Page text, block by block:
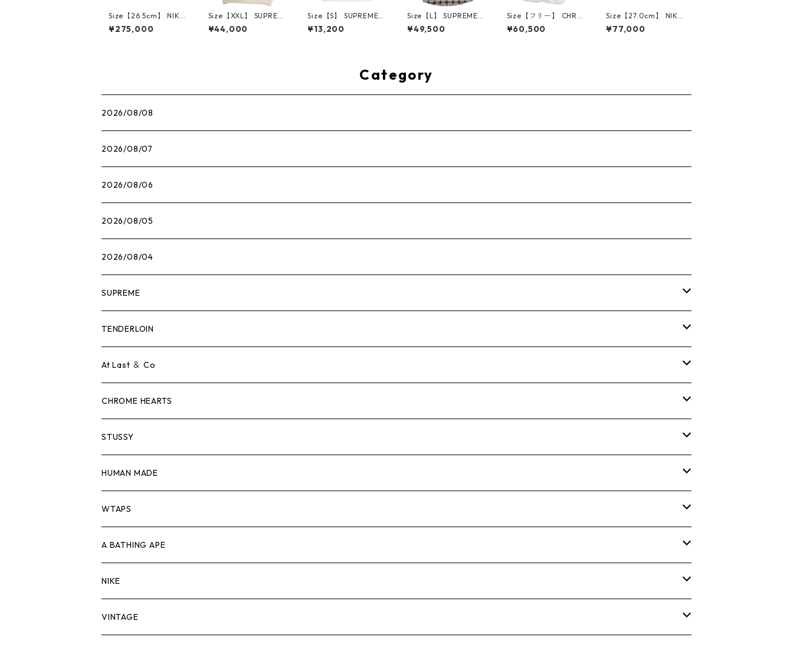
Size【26.5cm】 NIKE
ナイキ ×Travis Scott
AIR JORDAN 1 LOW
¥275,000
Size【XXL】 SUPREM
E シュプリーム 24AW
Box Logo Hooded Sw
¥44,000
Size【S】 SUPREME
シュプリーム S/S Poc
ket Tee White Tシャ
¥13,200
Size【L】 SUPREME
シュプリーム ×Numbe
r (N)ine 25FW Hoode
¥49,500
Size【フリー】 CHRO
ME HEARTS クロム・
ハーツ CH Cross SING
¥60,500
Size【27.0cm】 NIKE
ナイキ ×Travis Scott
AIR JORDAN 1 LOW
¥77,000
Category
2026/08/08
2026/08/07
2026/08/06
2026/08/05
2026/08/04
SUPREME
Tシャツ
ロンTEE
スウェット/ニット
シャツ
ジャケット
パンツ
キャップ・ハット
バッグ
シューズ
TENDERLOIN
Tシャツ
ロンTEE
スウェット/ニット
シャツ
ジャケット
パンツ
キャップ・ハット
バッグ
At Last ＆ Co
Tシャツ
ロンTEE
スウェット/ニット
シャツ
ジャケット
パンツ
キャップ・ハット
CHROME HEARTS
Tシャツ
ロンTEE
スウェット/ニット
シャツ
ジャケット
パンツ
STUSSY
Tシャツ
ロンTEE
スウェット/ニット
シャツ
ジャケット
HUMAN MADE
Tシャツ
ロンT
スウェット/ニット
シャツ
WTAPS
Tシャツ
ロンTEE
スウェット/ニット
A BATHING APE
Tシャツ
ロンTEE
NIKE
シューズ
VINTAGE